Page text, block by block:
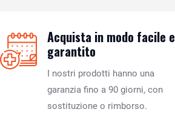
Acquista in modo facile e
garantito
I nostri prodotti hanno una
garanzia fino a 90 giorni, con
sostituzione o rimborso.